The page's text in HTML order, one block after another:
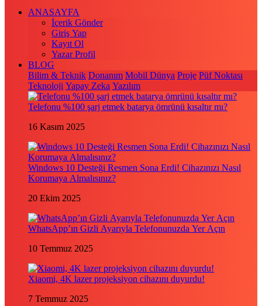
ANASAYFA
İçerik Gönder
Giriş Yap
Kayıt Ol
Yazar Profil
BLOG
Bilim & Teknik Donanım Mobil Dünya Proje Püf Noktası
Teknoloji Yapay Zeka Yazılım
Telefonu %100 şarj etmek batarya ömrünü kısaltır mı?
16 Kasım 2025
Windows 10 Desteği Resmen Sona Erdi! Cihazınızı Nasıl
Korumaya Almalısınız?
20 Ekim 2025
WhatsApp’ın Gizli Ayarıyla Telefonunuzda Yer Açın
10 Temmuz 2025
Xiaomi, 4K lazer projeksiyon cihazını duyurdu!
7 Temmuz 2025